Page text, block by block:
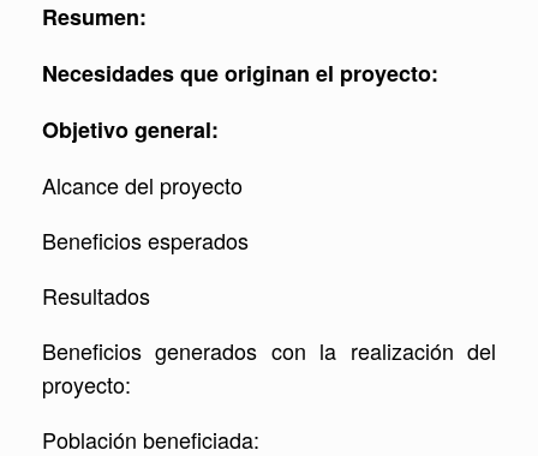
Resumen:
Necesidades que originan el proyecto:
Objetivo general:
Alcance del proyecto
Beneficios esperados
Resultados
Beneficios generados con la realización del
proyecto:
Población beneficiada: